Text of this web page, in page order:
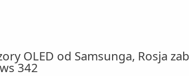
OLED od Samsunga, Rosja
342